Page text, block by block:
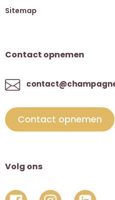
Sitemap
Contact opnemen
Contact opnemen
Volg ons